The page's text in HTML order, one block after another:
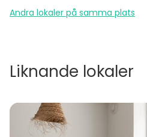
Andra lokaler på samma plats
Liknande lokaler